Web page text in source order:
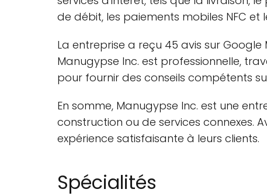
de débit, les paiements mobiles NFC et
La entreprise a reçu 45 avis sur Google
Manugypse Inc. est professionnelle,
pour fournir des conseils compétents
En somme, Manugypse Inc. est une
construction ou de services connexes.
expérience satisfaisante à leurs clients.
Spécialités